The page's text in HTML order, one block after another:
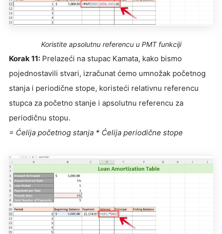
Koristite apsolutnu referencu u PMT funkciji
Korak 11: Prelazeći na stupac Kamata, kako bismo
pojednostavili stvari, izračunat ćemo umnožak početnog
stanja i periodične stope, koristeći relativnu referencu
stupca za početno stanje i apsolutnu referencu za
periodičnu stopu.
= Ćelija početnog stanja * Ćelija periodične stope